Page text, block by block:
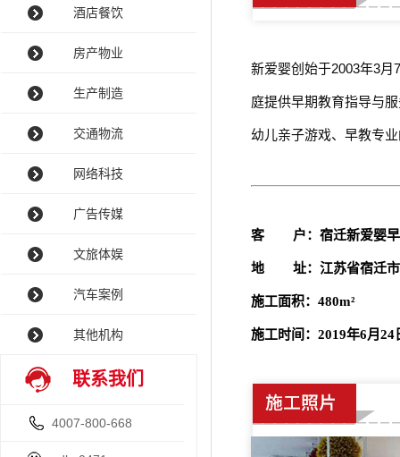
酒店餐饮
房产物业
生产制造
交通物流
网络科技
广告传媒
文旅体娱
汽车案例
其他机构
联系我们
4007-800-668
新爱婴创始于2003年3
庭提供早期教育指导与
幼儿亲子游戏、早教专
客 户：宿迁新爱婴早
地 址：江苏省宿迁市
施工面积：480m²
施工时间：2019年6月24